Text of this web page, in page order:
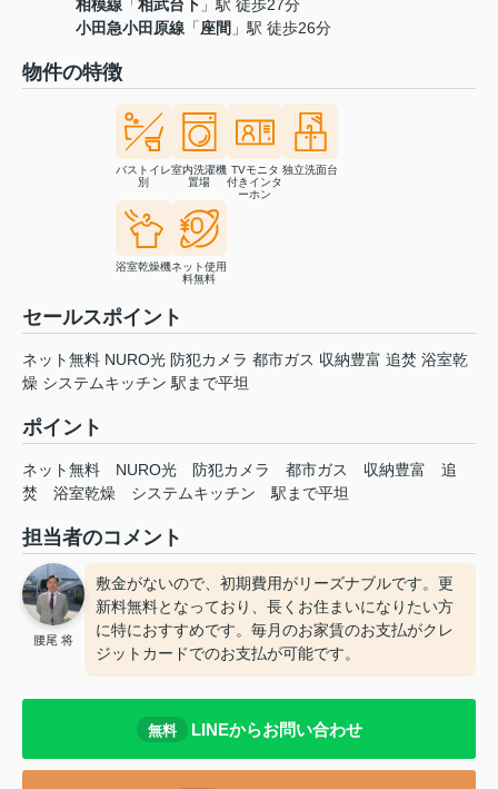
相模線 「相武台下 」駅 徒歩27分
小田急小田原線 「座間 」駅 徒歩26分
物件の特徴
バストイレ
別
室内洗濯機
置場
TVモニタ
付きインタ
ーホン
独立洗面台
浴室乾燥機ネット使用
料無料
セールスポイント
ネット無料 NURO光 防犯カメラ 都市ガス 収納豊富 追焚 浴室乾
燥 システムキッチン 駅まで平坦
ポイント
ネット無料 NURO光 防犯カメラ 都市ガス 収納豊富
追
焚
浴室乾燥 システムキッチン 駅まで平坦
担当者のコメント
腰尾 将
敷金がないので、初期費用がリーズナブルです。更
新料無料となっており、長くお住まいになりたい方
に特におすすめです。毎月のお家賃のお支払がクレ
ジットカードでのお支払が可能です。
無料 LINEからお問い合わせ